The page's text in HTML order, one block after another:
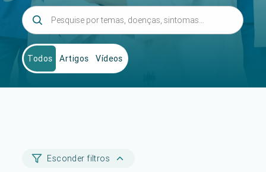
Todos Artigos Vídeos
Esconder filtros